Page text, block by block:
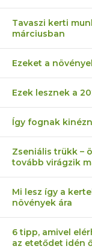
Tavaszi kerti
márciusban
Ezeket a
Ezek lesznek a
Így fognak
Zseniális trükk –
tovább virágzik
Mi lesz így a
növények ára
6 tipp, amivel
az etetődet idén